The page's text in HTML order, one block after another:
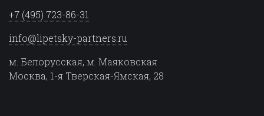
+7 (495) 723-86-31
info@lipetsky-partners.ru
м. Белорусская, м. Маяковская
Москва, 1-я Тверская-Ямская, 28